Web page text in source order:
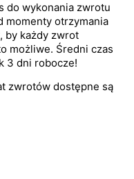
do wykonania zwrotu
momenty otrzymania
by każdy zwrot
możliwe. Średni czas
3 dni robocze!
zwrotów dostępne są